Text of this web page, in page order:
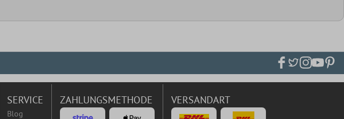
SERVICE
Blog
ZAHLUNGSMETHODE VERSANDART